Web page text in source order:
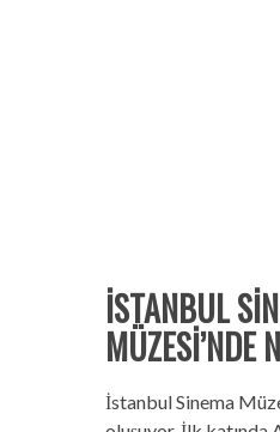
İSTANBUL
MÜZESİ’NDE
İstanbul Sinema